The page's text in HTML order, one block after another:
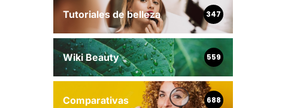
Tutoriales de belleza 347
Wiki Beauty 559
Comparativas 688